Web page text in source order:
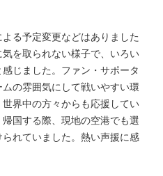
る予定変更などはありました
を取られない様子で、いろい
じました。ファン・サポータ
の雰囲気にして戦いやすい環
界中の方々からも応援してい
国する際、現地の空港でも選
れていました。熱い声援に感